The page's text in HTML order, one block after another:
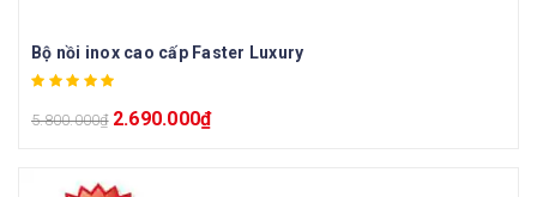
Bộ nồi inox cao cấp Faster Luxury
5.800.000₫ 2.690.000₫